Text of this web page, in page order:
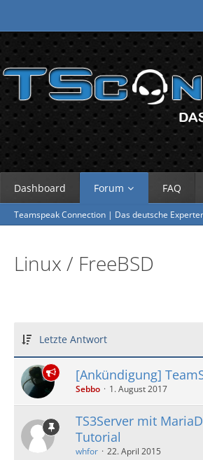
Dashboard Forum FAQ
Teamspeak Connection | Das deutsche
Linux / FreeBSD
Letzte Antwort
[Ankündigung]
Sebbo 1. August 2017
TS3Server mit
Tutorial
whfor 22. April 2015